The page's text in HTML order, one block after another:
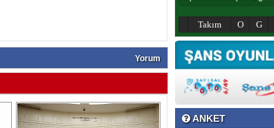
Yorum
Takım O G
ANKET